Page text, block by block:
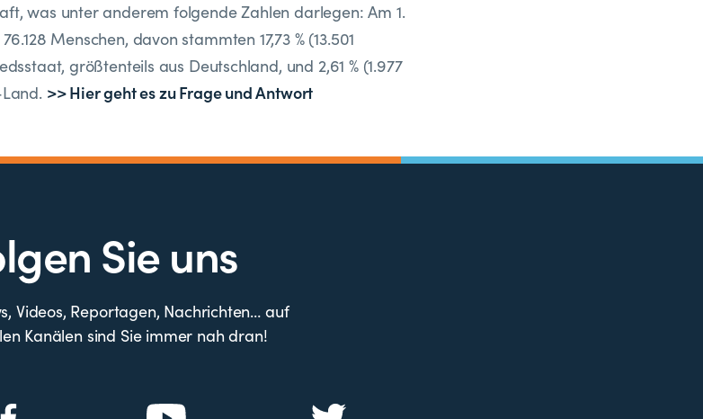
was unter anderem folgende Zahlen darlegen: Am 1.
Menschen, davon stammten 17,73 % (13.501
größtenteils aus Deutschland, und 2,61 % (1.977
>> Hier geht es zu Frage und Antwort
Sie uns
Videos, Reportagen, Nachrichten… auf
Kanälen sind Sie immer nah dran!